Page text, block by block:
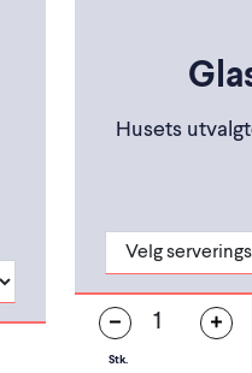
Husets
Stk.